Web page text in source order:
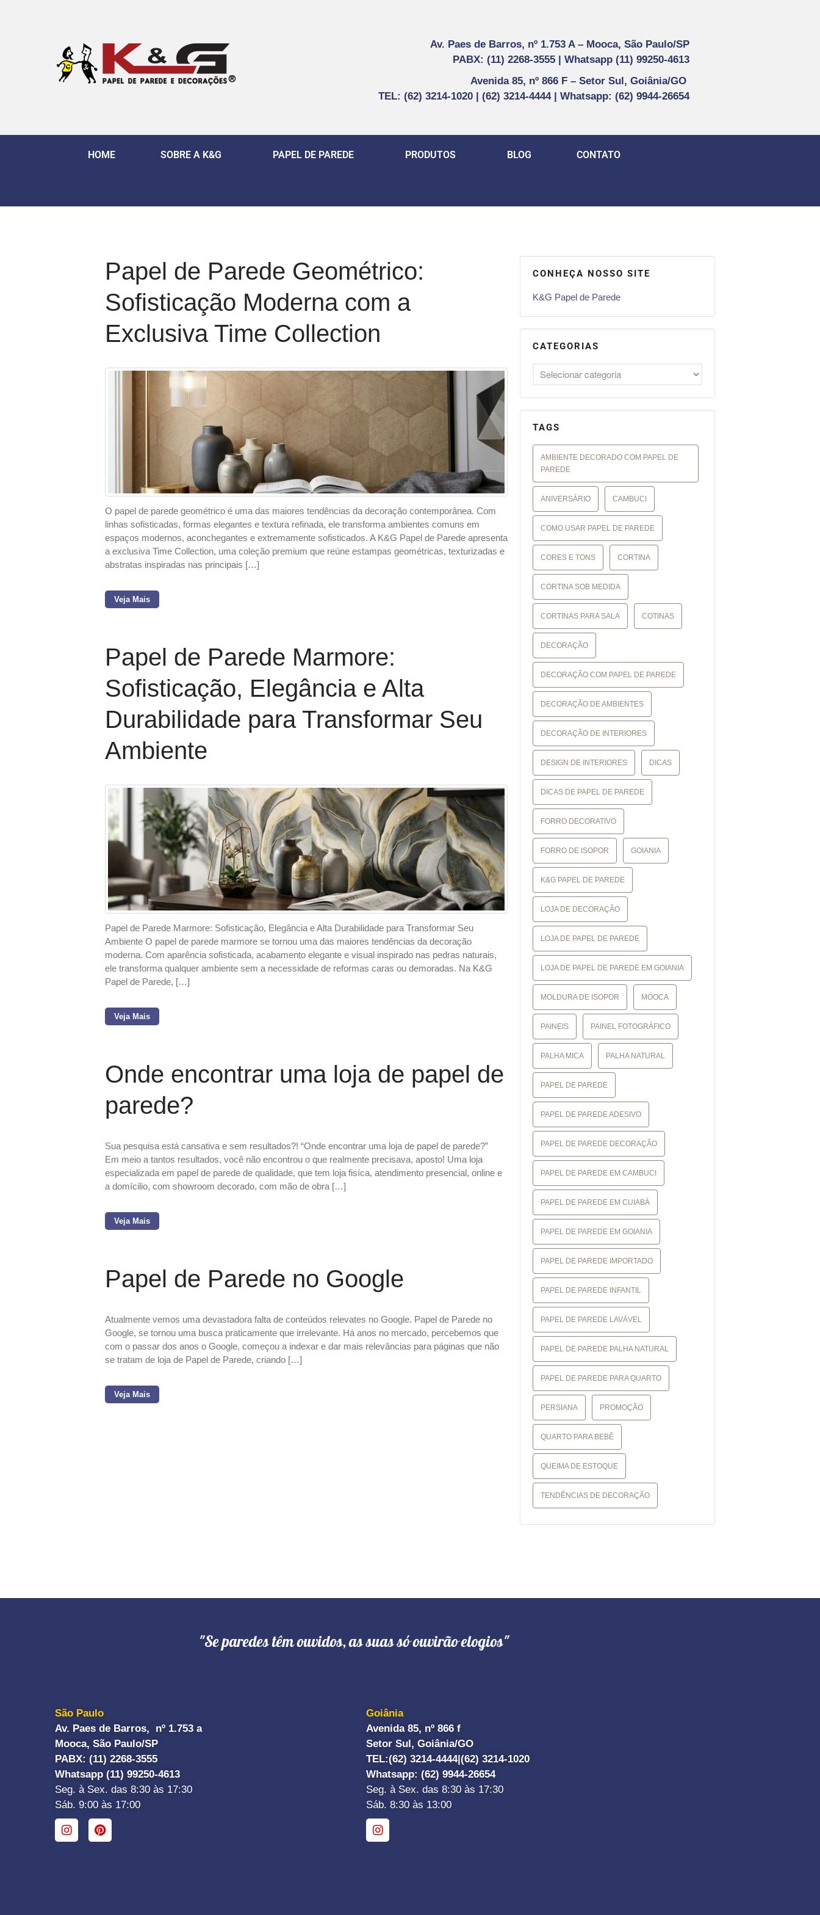
Av. Paes de Barros, nº 1.753 A – Mooca, São Paulo/SP
PABX: (11) 2268-3555 | Whatsapp (11) 99250-4613
Avenida 85, nº 866 F – Setor Sul, Goiânia/GO
TEL: (62) 3214-1020 | (62) 3214-4444 | Whatsapp: (62) 9944-26654
HOME SOBRE A K&G PAPEL DE PAREDE PRODUTOS BLOG CONTATO
Papel de Parede Geométrico:
Sofisticação Moderna com a
Exclusiva Time Collection
O papel de parede geométrico é uma das maiores tendências da decoração contemporânea. Com
linhas sofisticadas, formas elegantes e textura refinada, ele transforma ambientes comuns em
espaços modernos, aconchegantes e extremamente sofisticados. A K&G Papel de Parede apresenta
a exclusiva Time Collection, uma coleção premium que reúne estampas geométricas, texturizadas e
abstratas inspiradas nas principais […]
Veja Mais
Papel de Parede Marmore:
Sofisticação, Elegância e Alta
Durabilidade para Transformar Seu
Ambiente
Papel de Parede Marmore: Sofisticação, Elegância e Alta Durabilidade para Transformar Seu
Ambiente O papel de parede marmore se tornou uma das maiores tendências da decoração
moderna. Com aparência sofisticada, acabamento elegante e visual inspirado nas pedras naturais,
ele transforma qualquer ambiente sem a necessidade de reformas caras ou demoradas. Na K&G
Papel de Parede, […]
Veja Mais
Onde encontrar uma loja de papel de
parede?
Sua pesquisa está cansativa e sem resultados?! “Onde encontrar uma loja de papel de parede?”
Em meio a tantos resultados, você não encontrou o que realmente precisava, aposto! Uma loja
especializada em papel de parede de qualidade, que tem loja fisíca, atendimento presencial, online e
a domícilio, com showroom decorado, com mão de obra […]
Veja Mais
Papel de Parede no Google
Atualmente vemos uma devastadora falta de conteúdos relevates no Google. Papel de Parede no
Google, se tornou uma busca praticamente que irrelevante. Há anos no mercado, percebemos que
com o passar dos anos o Google, começou a indexar e dar mais relevâncias para páginas que não
se tratam de loja de Papel de Parede, criando […]
Veja Mais
CONHEÇA NOSSO SITE
K&G Papel de Parede
CATEGORIAS
TAGS
AMBIENTE DECORADO COM PAPEL DE
PAREDE
ANIVERSÁRIO CAMBUCI
COMO USAR PAPEL DE PAREDE
CORES E TONS CORTINA
CORTINA SOB MEDIDA
CORTINAS PARA SALA COTINAS
DECORAÇÃO
DECORAÇÃO COM PAPEL DE PAREDE
DECORAÇÃO DE AMBIENTES
DECORAÇÃO DE INTERIORES
DESIGN DE INTERIORES DICAS
DICAS DE PAPEL DE PAREDE
FORRO DECORATIVO
FORRO DE ISOPOR GOIANIA
K&G PAPEL DE PAREDE
LOJA DE DECORAÇÃO
LOJA DE PAPEL DE PAREDE
LOJA DE PAPEL DE PAREDE EM GOIANIA
MOLDURA DE ISOPOR MOOCA
PAINEIS PAINEL FOTOGRÁFICO
PALHA MICA PALHA NATURAL
PAPEL DE PAREDE
PAPEL DE PAREDE ADESIVO
PAPEL DE PAREDE DECORAÇÃO
PAPEL DE PAREDE EM CAMBUCI
PAPEL DE PAREDE EM CUIABÁ
PAPEL DE PAREDE EM GOIANIA
PAPEL DE PAREDE IMPORTADO
PAPEL DE PAREDE INFANTIL
PAPEL DE PAREDE LAVÁVEL
PAPEL DE PAREDE PALHA NATURAL
PAPEL DE PAREDE PARA QUARTO
PERSIANA PROMOÇÃO
QUARTO PARA BEBÊ
QUEIMA DE ESTOQUE
TENDÊNCIAS DE DECORAÇÃO
"Se paredes têm ouvidos, as suas só ouvirão elogios"
São Paulo
Av. Paes de Barros, nº 1.753 a
Mooca, São Paulo/SP
PABX: (11) 2268-3555
Whatsapp (11) 99250-4613
Seg. à Sex. das 8:30 às 17:30
Sáb. 9:00 às 17:00
Goiânia
Avenida 85, nº 866 f
Setor Sul, Goiânia/GO
TEL:(62) 3214-4444|(62) 3214-1020
Whatsapp: (62) 9944-26654
Seg. à Sex. das 8:30 às 17:30
Sáb. 8:30 às 13:00